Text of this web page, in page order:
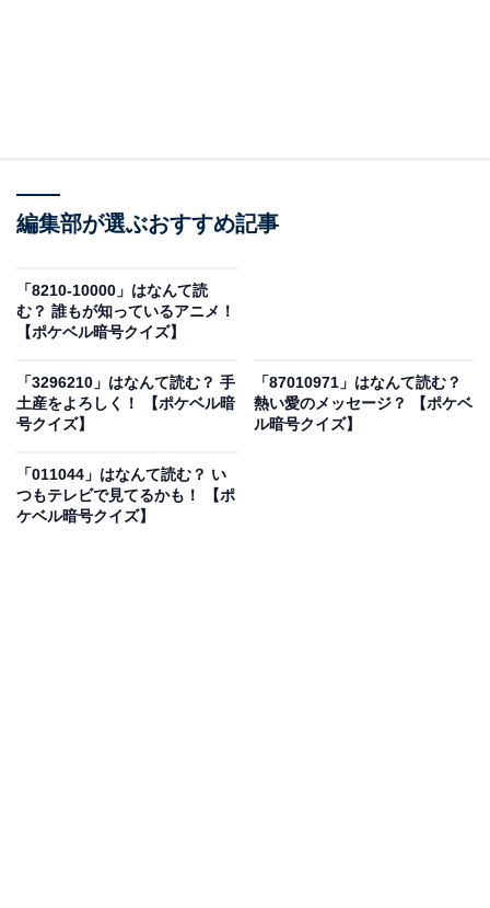
こちらもおすすめ
に使う言葉！ 【ポケベル暗号クイズ】
編集部が選ぶおすすめ記事
「8210-10000」はなんて読
む？ 誰もが知っているアニメ！
【ポケベル暗号クイズ】
「3296210」はなんて読む？ 手
土産をよろしく！ 【ポケベル暗
号クイズ】
「87010971」はなんて読む？
熱い愛のメッセージ？ 【ポケベ
ル暗号クイズ】
「011044」はなんて読む？ い
つもテレビで見てるかも！ 【ポ
ケベル暗号クイズ】